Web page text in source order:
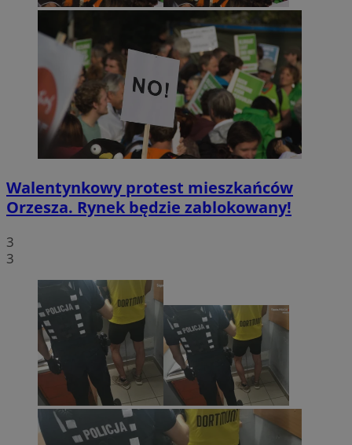
Walentynkowy protest mieszkańców
Orzesza. Rynek będzie zablokowany!
3
3